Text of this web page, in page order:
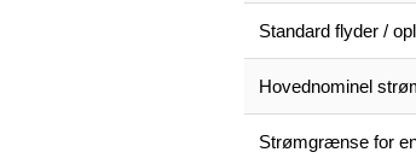
Standard flyder /
Hovednominel
Strømgrænse for